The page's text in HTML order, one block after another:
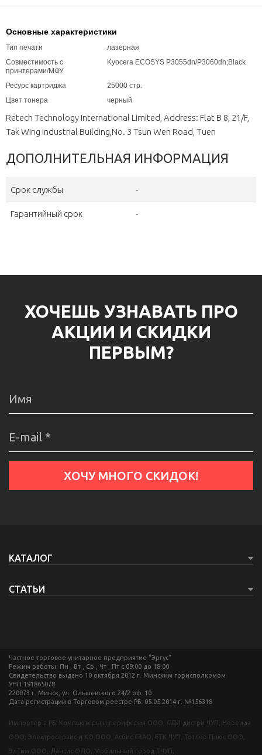
Основные характеристики
Тип печати
лазерная
Совместимость с
принтерами/МФУ
Kyocera ECOSYS P3055dn/P3060dn;Black
Ресурс картриджа
25000 стр.
Цвет тонера
черный
Retech Technology International Limited, Address: Flat B 8, 21/F,
Tak Wing Industrial Building,No. 3 Tsun Wen Road, Tuen
ДОПОЛНИТЕЛЬНАЯ ИНФОРМАЦИЯ
Срок службы -
Гарантийный срок -
ХОЧЕШЬ УЗНАВАТЬ ПРО
АКЦИИ И СКИДКИ
ПЕРВЫМ?
КАТАЛОГ
СТАТЬИ
Частное торговое унитарное предприятие "Эргус"
Режим работы: Пн , Вт , Ср , Чт , Пт c 09:00 до 18:00
Свидетельство выдано 10 октября 2012 г. Минским горисполкомом
УНП 191865078
220073 г. Минск, ул. Ольшевского 24/2 оф. 10
Дата регистрации в Торговом реестре РБ: 05.05.2014 г. №156318
Импортер в РБ: Компьютеры и периферия ООО, СДЛ дистри ЧУП, Нереида
ООО, Электросервис и КО ООО, Асбис СЗАО, ЕТК ЧУП, Тотлер Плюс ООО,
ЭлТим ООО, Дансис ОДО, Мобильный город ТЧУП